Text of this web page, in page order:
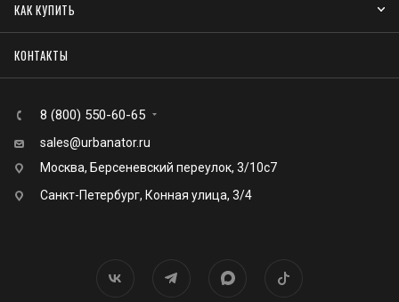
КАК КУПИТЬ
КОНТАКТЫ
8 (800) 550-60-65
sales@urbanator.ru
Москва, Берсеневский переулок, 3/10с7
Санкт-Петербург, Конная улица, 3/4